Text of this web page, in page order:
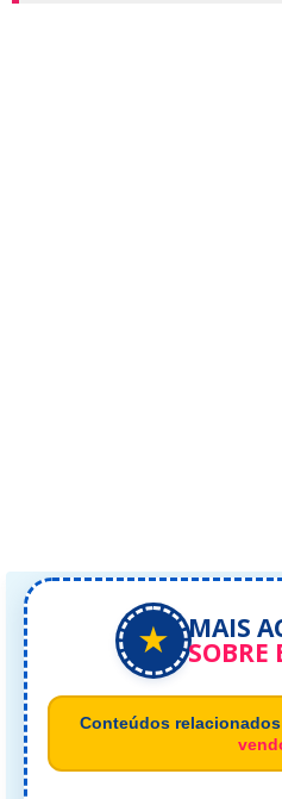
★ MAIS
SOBRE
Conteúdos